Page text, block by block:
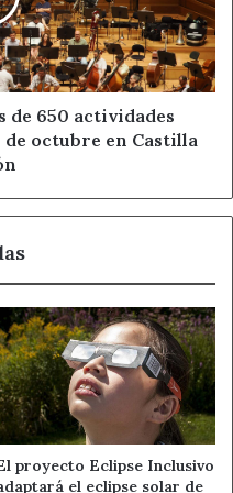
de 650 actividades
octubre en Castilla
proyecto Eclipse Inclusivo
el eclipse solar de